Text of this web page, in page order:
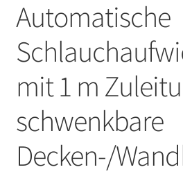
Automatische
mit 1 m
schwenkbare
Decken-/